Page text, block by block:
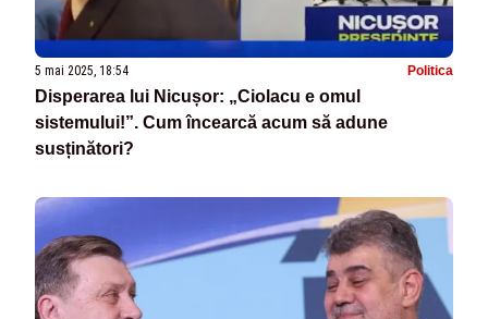
5 mai 2025, 18:54 Politica
Disperarea lui Nicușor: „Ciolacu e omul
sistemului!”. Cum încearcă acum să adune
susținători?